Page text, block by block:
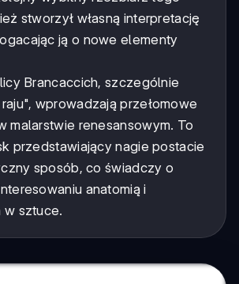
stworzył własną interpretację
ją o nowe elementy
Brancaccich, szczególnie
wprowadzają przełomowe
malarstwie renesansowym. To
przedstawiający nagie postacie
sposób, co świadczy o
anatomią i
w sztuce.